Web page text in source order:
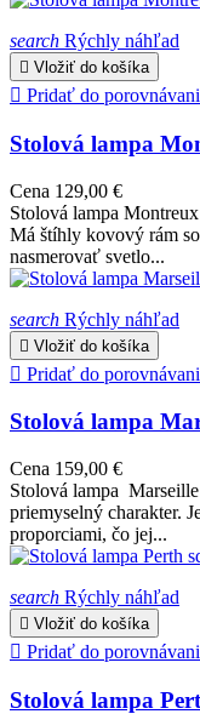
search Rýchly náhľad
 Vložiť do košíka
 Pridať do
Stolová lampa
Cena 129,00 €
Stolová lampa
Má štíhly kovový rám
nasmerovať svetlo...
search Rýchly náhľad
 Vložiť do košíka
 Pridať do
Stolová lampa
Cena 159,00 €
Stolová lampa
priemyselný charakter.
proporciami, čo jej...
search Rýchly náhľad
 Vložiť do košíka
 Pridať do
Stolová lampa